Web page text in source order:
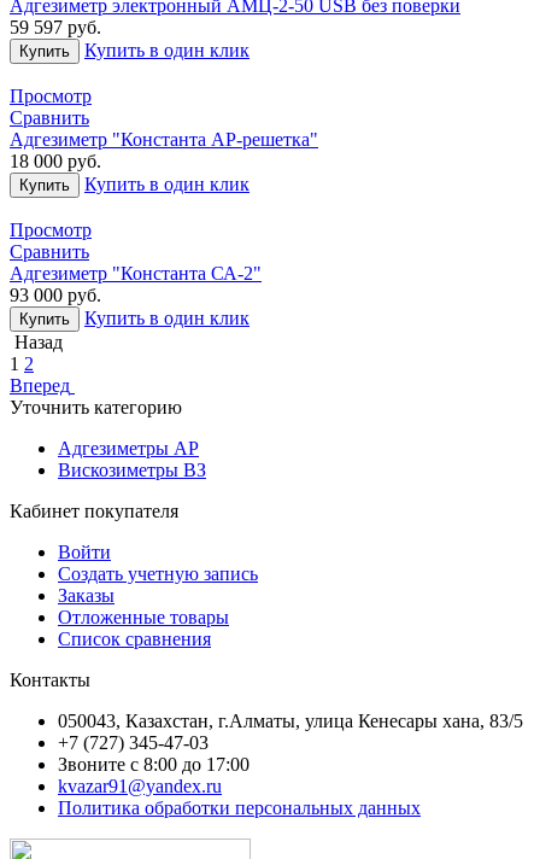
Адгезиметр электронный АМЦ-2-50 USB без поверки
59 597 руб.
Купить Купить в один клик
Просмотр
Сравнить
Адгезиметр "Константа АР-решетка"
18 000 руб.
Купить Купить в один клик
Просмотр
Сравнить
Адгезиметр "Константа СА-2"
93 000 руб.
Купить
Купить в один клик
Назад
1 2
Вперед
Уточнить категорию
Адгезиметры АР
Вискозиметры ВЗ
Кабинет покупателя
Войти
Создать учетную запись
Заказы
Отложенные товары
Список сравнения
Контакты
050043, Казахстан, г.Алматы, улица Кенесары хана, 83/5
+7 (727) 345-47-03
Звоните с 8:00 до 17:00
kvazar91@yandex.ru
Политика обработки персональных данных